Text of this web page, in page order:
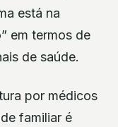
está na
em termos de
de saúde.
por médicos
familiar é